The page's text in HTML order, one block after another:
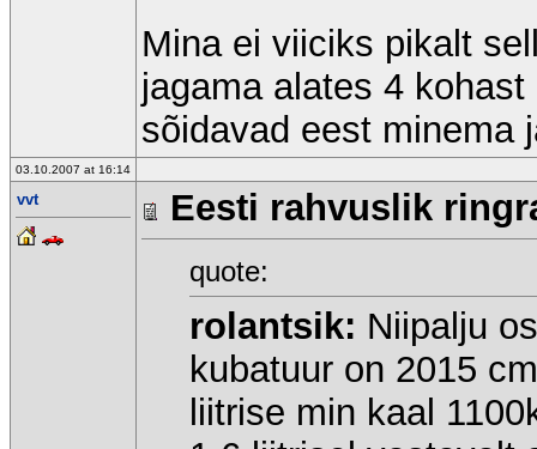
Mina ei viiciks pikalt
jagama alates 4
sõidavad eest minema
03.10.2007 at 16:14
vvt Eesti rahvuslik
quote:
rolantsik: Niipalju
kubatuur on 2015
liitrise min kaal